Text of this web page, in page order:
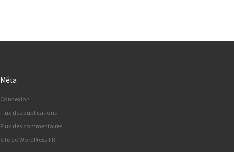
Méta
Connexion
Flux des publications
Flux des commentaires
Site de WordPress-FR